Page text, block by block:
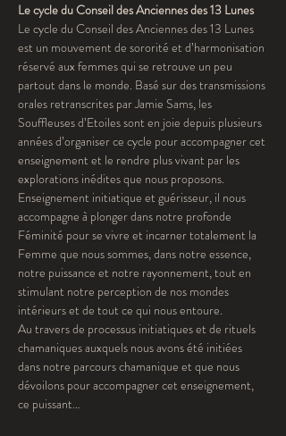
Le cycle du Conseil des Anciennes des 13 Lunes
Le cycle du Conseil des Anciennes des 13 Lunes
est un mouvement de sororité et d’harmonisation
réservé aux femmes qui se retrouve un peu
partout dans le monde. Basé sur des transmissions
orales retranscrites par Jamie Sams, les
Souffleuses d’Etoiles sont en joie depuis plusieurs
années d’organiser ce cycle pour accompagner cet
enseignement et le rendre plus vivant par les
explorations inédites que nous proposons.
Enseignement initiatique et guérisseur, il nous
accompagne à plonger dans notre profonde
Féminité pour se vivre et incarner totalement la
Femme que nous sommes, dans notre essence,
notre puissance et notre rayonnement, tout en
stimulant notre perception de nos mondes
intérieurs et de tout ce qui nous entoure.
Au travers de processus initiatiques et de rituels
chamaniques auxquels nous avons été initiées
dans notre parcours chamanique et que nous
dévoilons pour accompagner cet enseignement,
ce puissant…